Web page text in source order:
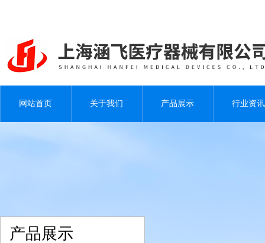
网站首页 关于我们 产品展示 行业资讯
产品展示